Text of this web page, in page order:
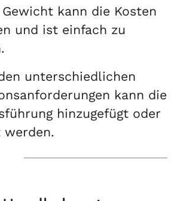
Gewicht kann die Kosten
und ist einfach zu
unterschiedlichen
kann die
hinzugefügt oder
werden.